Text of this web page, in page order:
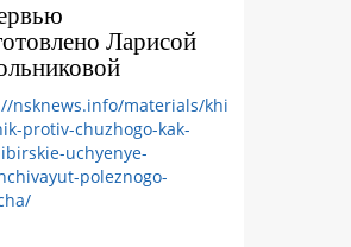
Ларисой
nsknews.info/materials/khi
protiv-chuzhogo-kak-
uchyenye-
poleznogo-